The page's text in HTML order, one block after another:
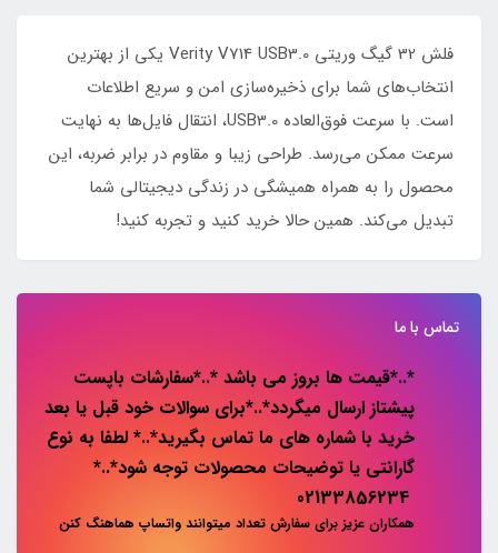
فلش 32 گیگ وریتی Verity V714 USB3.0 یکی از بهترین
انتخاب‌های شما برای ذخیره‌سازی امن و سریع اطلاعات
است. با سرعت فوق‌العاده USB3.0، انتقال فایل‌ها به نهایت
سرعت ممکن می‌رسد. طراحی زیبا و مقاوم در برابر ضربه، این
محصول را به همراه همیشگی در زندگی دیجیتالی شما
تبدیل می‌کند. همین حالا خرید کنید و تجربه کنید!
تماس با ما
*..*قیمت ها بروز می باشد *..*سفارشات باپست
پیشتاز ارسال میگردد*..*برای سوالات خود قبل یا بعد
خرید با شماره های ما تماس بگیرید*..* لطفا به نوع
گارانتی یا توضیحات محصولات توجه شود*..*
همکاران عزیز برای سفارش تعداد میتوانند واتساپ هماهنگ کنن